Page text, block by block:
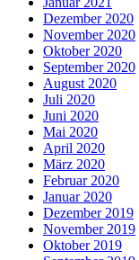
Dezember 2020
November 2020
Oktober 2020
September 2020
August 2020
Juli 2020
Juni 2020
Mai 2020
April 2020
März 2020
Februar 2020
Januar 2020
Dezember 2019
November 2019
Oktober 2019